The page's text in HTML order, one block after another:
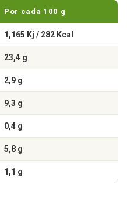
Por cada 100 g
1,165 Kj / 282 Kcal
23,4 g
2,9 g
9,3 g
0,4 g
5,8 g
1,1 g